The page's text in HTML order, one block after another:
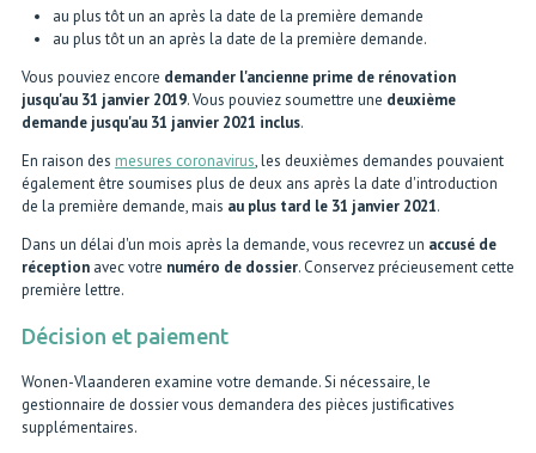
au plus tôt un an après la date de la première demande
au plus tôt un an après la date de la première demande.
Vous pouviez encore demander l'ancienne prime de rénovation
jusqu'au 31 janvier 2019. Vous pouviez soumettre une deuxième
demande jusqu'au 31 janvier 2021 inclus.
En raison des mesures coronavirus, les deuxièmes demandes pouvaient
également être soumises plus de deux ans après la date d'introduction
de la première demande, mais au plus tard le 31 janvier 2021.
Dans un délai d'un mois après la demande, vous recevrez un accusé de
réception avec votre numéro de dossier. Conservez précieusement cette
première lettre.
Décision et paiement
Wonen-Vlaanderen examine votre demande. Si nécessaire, le
gestionnaire de dossier vous demandera des pièces justificatives
supplémentaires.